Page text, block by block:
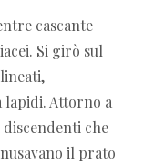
cascante
Si girò sul
lapidi. Attorno a
che
il prato